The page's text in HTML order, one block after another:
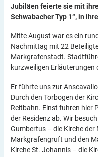
Jubiläen feierte sie mit
Schwabacher Typ 1“, in
Mitte August war es ein
Nachmittag mit 22
Markgrafenstadt.
kurzweiligen Erläuterungen
Er führte uns zur
Durch den Torbogen der
Reitbahn. Einst fuhren hier
der Residenz ab. Wir
Gumbertus – die Kirche der
Markgrafengruft und den
Kirche St. Johannis – die